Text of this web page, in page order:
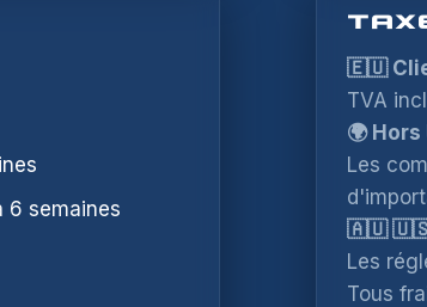
6 semaines
🇪🇺
TVA
🌍 Hors
Les
🇦🇺
Les
Tous
SUPPORT
your details and the variant you want. We
it is available again.